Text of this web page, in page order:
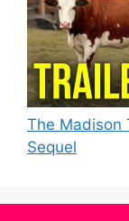
The Madison
Sequel